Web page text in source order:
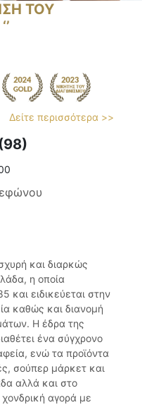
ΤΟΥ
Δείτε περισσότερα >>
και διαρκώς
η οποία
και ειδικεύεται στην
καθώς και διανομή
Η έδρα της
ένα σύγχρονο
ενώ τα προϊόντα
σούπερ μάρκετ και
αλλά και στο
αγορά με